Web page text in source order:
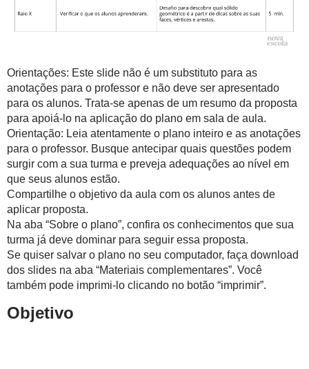
Orientações: Este slide não é um substituto para as
anotações para o professor e não deve ser apresentado
para os alunos. Trata-se apenas de um resumo da proposta
para apoiá-lo na aplicação do plano em sala de aula.
Orientação: Leia atentamente o plano inteiro e as anotações
para o professor. Busque antecipar quais questões podem
surgir com a sua turma e preveja adequações ao nível em
que seus alunos estão.
Compartilhe o objetivo da aula com os alunos antes de
aplicar proposta.
Na aba “Sobre o plano”, confira os conhecimentos que sua
turma já deve dominar para seguir essa proposta.
Se quiser salvar o plano no seu computador, faça download
dos slides na aba “Materiais complementares”. Você
também pode imprimi-lo clicando no botão “imprimir”.
Objetivo